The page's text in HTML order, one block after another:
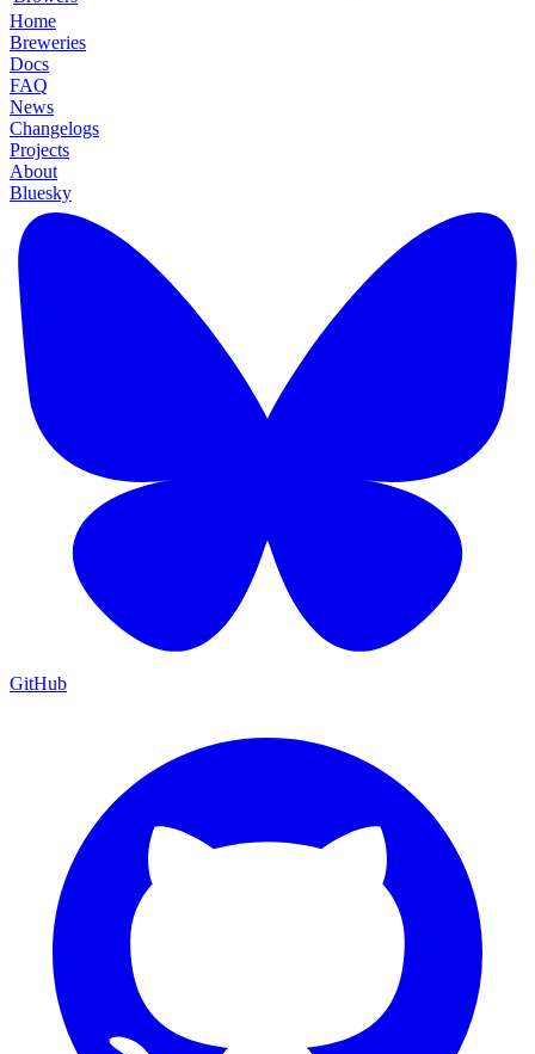
Home
Breweries
Docs
FAQ
News
Changelogs
Projects
About
Bluesky
GitHub